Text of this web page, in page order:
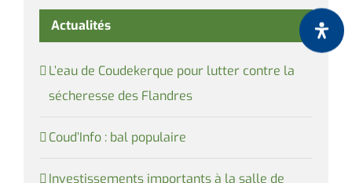
Actualités
L’eau de Coudekerque pour lutter contre la
sécheresse des Flandres
Coud’Info : bal populaire
Investissements importants à la salle de